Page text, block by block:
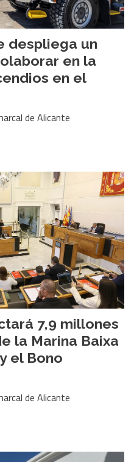
despliega un
en la
en el
de Alicante
7,9 millones
la Marina Baixa
el Bono
de Alicante